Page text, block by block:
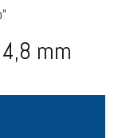
mm